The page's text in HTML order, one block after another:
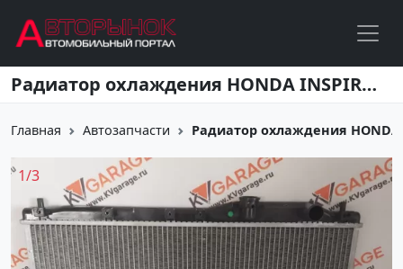
Перейти к основному содержанию Радиатор охлаждения HONDA INSPIRE 1995-1998 Краснодар
Главная Автозапчасти Радиатор охлаждения HONDA
1/3